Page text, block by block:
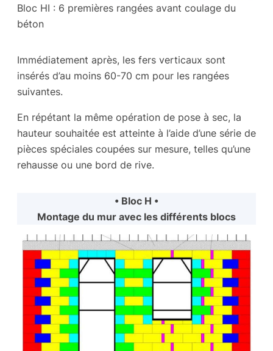
Bloc HI : 6 premières rangées avant coulage du
béton
Immédiatement après, les fers verticaux sont
insérés d’au moins 60-70 cm pour les rangées
suivantes.
En répétant la même opération de pose à sec, la
hauteur souhaitée est atteinte à l’aide d’une série de
pièces spéciales coupées sur mesure, telles qu’une
rehausse ou une bord de rive.
• Bloc H •
Montage du mur avec les différents blocs